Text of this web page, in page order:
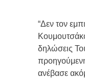
“Δεν τον
δηλώσεις
ανέβασε